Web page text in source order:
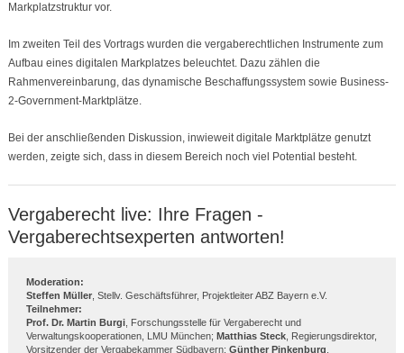
Markplatzstruktur vor.
Im zweiten Teil des Vortrags wurden die vergaberechtlichen Instrumente zum
Aufbau eines digitalen Markplatzes beleuchtet. Dazu zählen die
Rahmenvereinbarung, das dynamische Beschaffungssystem sowie Business-
2-Government-Marktplätze.
Bei der anschließenden Diskussion, inwieweit digitale Marktplätze genutzt
werden, zeigte sich, dass in diesem Bereich noch viel Potential besteht.
Vergaberecht live: Ihre Fragen -
Vergaberechtsexperten antworten!
Moderation:
Steffen Müller, Stellv. Geschäftsführer, Projektleiter ABZ Bayern e.V.
Teilnehmer:
Prof. Dr. Martin Burgi, Forschungsstelle für Vergaberecht und
Verwaltungskooperationen, LMU München; Matthias Steck, Regierungsdirektor,
Vorsitzender der Vergabekammer Südbayern; Günther Pinkenburg